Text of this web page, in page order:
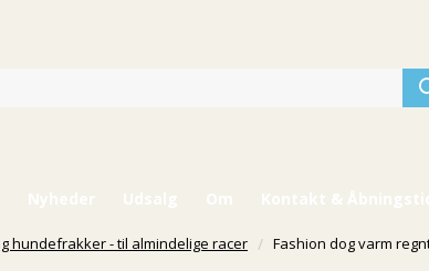
hundefrakker - til almindelige racer Fashion dog varm